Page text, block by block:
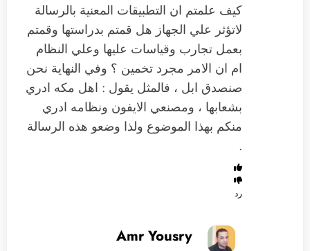
كيف علمتم ان التطبيقات المعنية بالرسالة
لاتؤثر علي الجهاز هل قمتم بدراستها وقمتم
بعمل تجارب وقياسات عليها وعلي النظام
ام ان الامر مجرد تخمين ؟ وفي النهاية نحن
صنصدق ابل ، فالمثل يقول : اهل مكه ادري
بشعابها ، ومصنعي الايفون ونظامه ادري
منكم بهذا الموضوع ولذا وضعو هذه الرسالة
.
رد
Amr Yousry